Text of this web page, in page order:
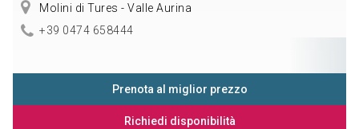
Molini di Tures - Valle Aurina
+39 0474 658444
Prenota al miglior prezzo
Richiedi disponibilità